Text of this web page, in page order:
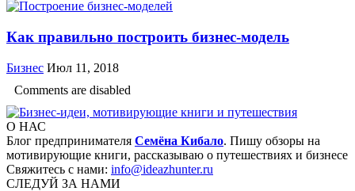
Как правильно построить бизнес-модель
Бизнес Июл 11, 2018
Comments are disabled
О НАС
Блог предпринимателя Семёна Кибало. Пишу обзоры на
мотивирующие книги, рассказываю о путешествиях и бизнесе
Свяжитесь с нами: info@ideazhunter.ru
СЛЕДУЙ ЗА НАМИ